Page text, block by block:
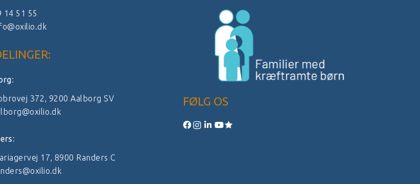
14 51 55
372, 9200 Aalborg SV
17, 8900 Randers C
FØLG OS